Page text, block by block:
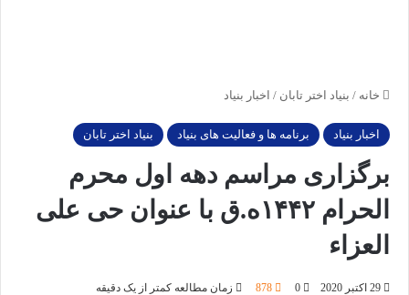
خانه / بنیاد اختر تابان / اخبار بنیاد
اخبار بنیاد برنامه ها و فعالیت های بنیاد بنیاد اختر تابان
برگزاری مراسم دهه اول محرم
الحرام ۱۴۴۲ه.ق با عنوان حی علی
العزاء
29 اکتبر 2020 0
878 زمان مطالعه کمتر از یک دقیقه